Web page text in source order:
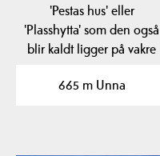
'Pestas hus' eller
'Plasshytta' som den også
blir kaldt ligger på vakre
665 m Unna